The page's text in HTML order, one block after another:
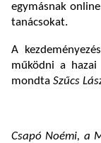
egymásnak
tanácsokat.
A
működni a hazai
mondta Szűcs
Csapó Noémi, a